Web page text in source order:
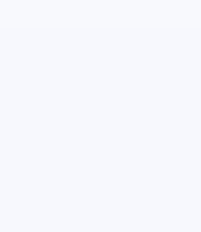
är väldigt bra, vi får en
hur kundflödena hänger ihop